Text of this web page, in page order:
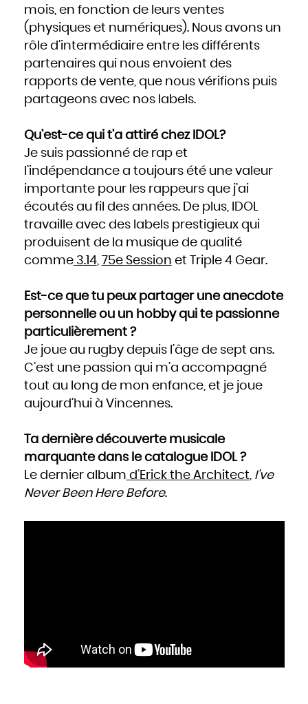
mois, en fonction de leurs ventes
(physiques et numériques). Nous avons un
rôle d’intermédiaire entre les différents
partenaires qui nous envoient des
rapports de vente, que nous vérifions puis
partageons avec nos labels.
Qu’est-ce qui t’a attiré chez IDOL?
Je suis passionné de rap et
l’indépendance a toujours été une valeur
importante pour les rappeurs que j’ai
écoutés au fil des années. De plus, IDOL
travaille avec des labels prestigieux qui
produisent de la musique de qualité
comme3.14, 75e Session et Triple 4 Gear.
Est-ce que tu peux partager une anecdote
personnelle ou un hobby qui te passionne
particulièrement ?
Je joue au rugby depuis l’âge de sept ans.
C’est une passion qui m’a accompagné
tout au long de mon enfance, et je joue
aujourd’hui à Vincennes.
Ta dernière découverte musicale
marquante dans le catalogue IDOL ?
Le dernier album d’Erick the Architect, I’ve
Never Been Here Before.